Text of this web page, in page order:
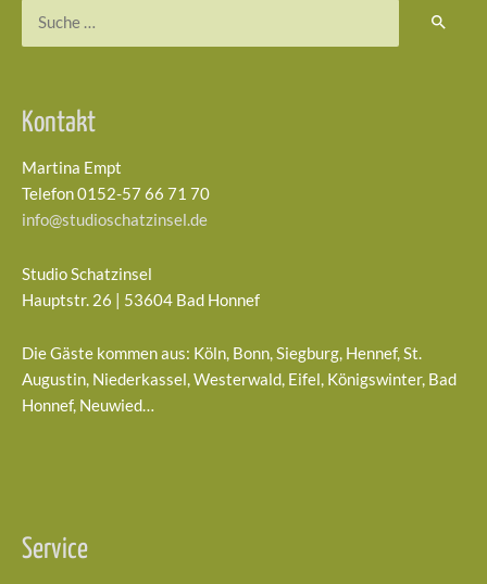
Kontakt
Martina Empt
Telefon 0152-57 66 71 70
info@studioschatzinsel.de
Studio Schatzinsel
Hauptstr. 26 | 53604 Bad Honnef
Die Gäste kommen aus: Köln, Bonn, Siegburg, Hennef, St.
Augustin, Niederkassel, Westerwald, Eifel, Königswinter, Bad
Honnef, Neuwied…
Service